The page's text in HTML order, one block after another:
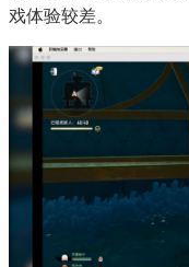
戏体验较差。